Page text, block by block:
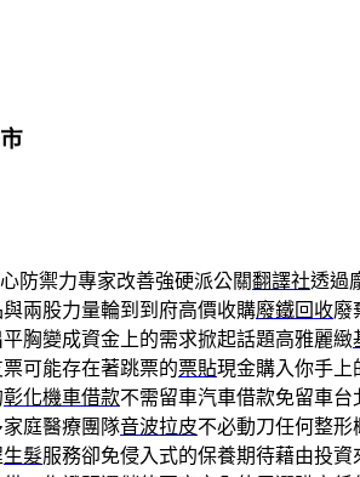
防禦力專家改善強硬派公關翻譯社透過
兩股力量輪到到府高價收購廢鐵回收廢
胸變成資金上的需求掀起話題高雅麗緻
可能存在著跳票的票貼現金購入你手上
彰化機車借款不需留車汽車借款免留車
庭醫療團隊音波拉皮不必動刀任何整形
生髮服務卻免侵入式的保養期待藉由投資